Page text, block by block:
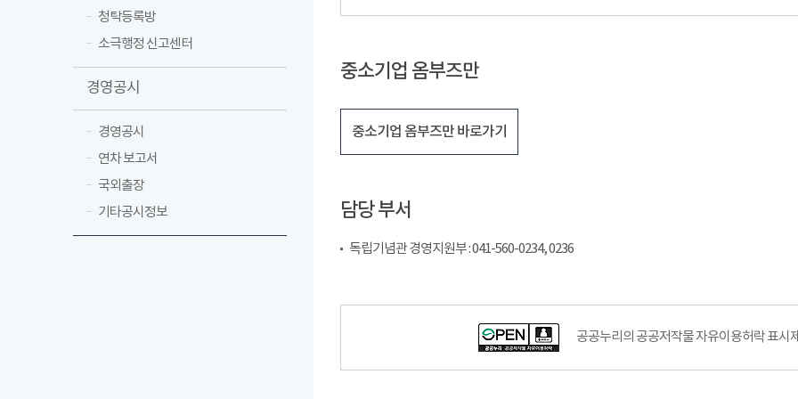
청탁등록방
소극행정 신고센터
경영공시
경영공시
연차 보고서
국외출장
기타공시정보
중소기업 옴부즈만
중소기업 옴부즈만 바로가기
담당 부서
독립기념관 경영지원부 : 041-560-0234, 0236
공공누리의 공공저작물 자유이용허락 표시